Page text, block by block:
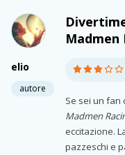
elio
autore
Madmen
Se sei un
Madmen
eccitazione.
pazzeschi e